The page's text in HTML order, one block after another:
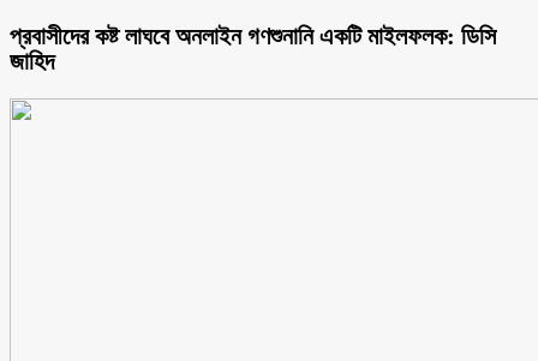
প্রবাসীদের কষ্ট লাঘবে অনলাইন গণশুনানি একটি মাইলফলক: ডিসি
জাহিদ